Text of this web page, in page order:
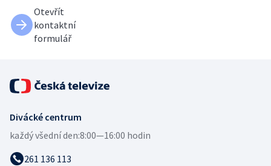
Otevřít
kontaktní
formulář
Divácké centrum
každý všední den:8:00—16:00 hodin
261 136 113